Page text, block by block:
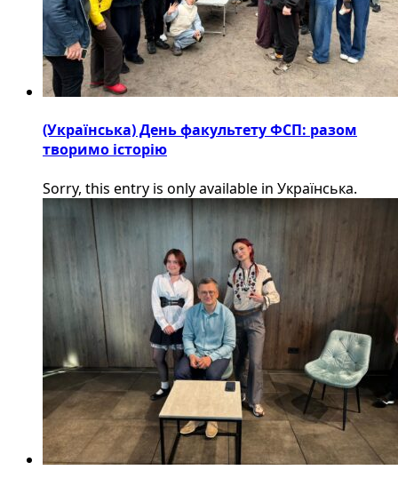
(Українська) День факультету ФСП: разом
творимо історію
Sorry, this entry is only available in Українська.